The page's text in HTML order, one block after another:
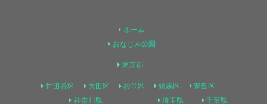
ホーム
おなじみ公園
東京都
世田谷区 大田区 杉並区 練馬区
豊島区
神奈川県
埼玉県 千葉県